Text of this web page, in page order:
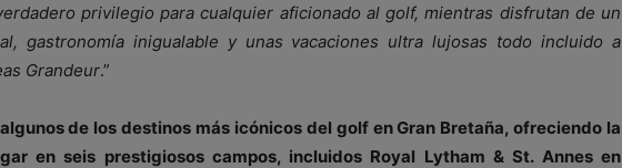
privilegio para cualquier aficionado al golf, mientras disfrutan de un
gastronomía inigualable y unas vacaciones ultra lujosas todo incluido a
Grandeur.”
de los destinos más icónicos del golf en Gran Bretaña, ofreciendo la
en seis prestigiosos campos, incluidos Royal Lytham & St. Annes en